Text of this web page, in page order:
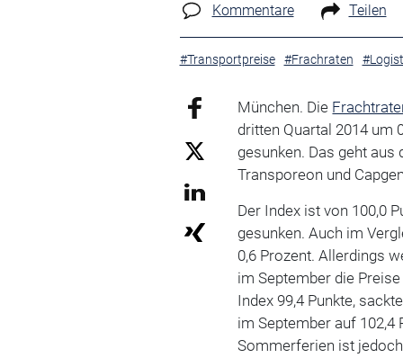
Kommentare Teilen
#Transportpreise #Frachraten
München. Die
dritten Quartal 2014 um
gesunken. Das geht aus
Transporeon und
Der Index ist von 100,0
gesunken. Auch im
0,6 Prozent. Allerdings
im September die
Index 99,4 Punkte,
im September auf
Sommerferien ist